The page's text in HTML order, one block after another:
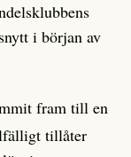
i början av
fram till en
tillåter